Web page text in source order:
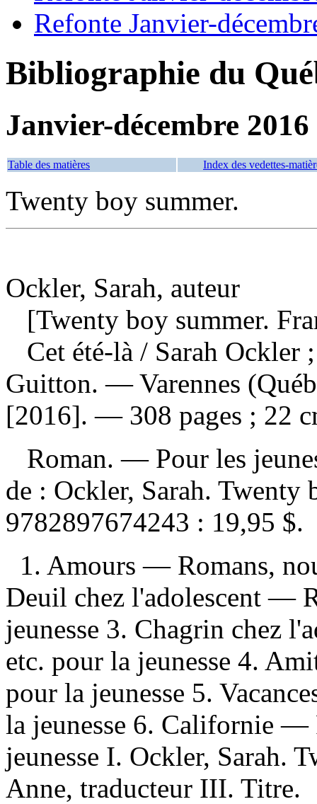
Refonte Janvier-
Bibliographie du
Janvier-décembre 2016
Table des matières Index des vedettes-
Twenty boy summer.
Ockler, Sarah, auteur
[Twenty boy summer.
Cet été-là / Sarah Ockler
Guitton. — Varennes
[2016]. — 308 pages ; 22
Roman. — Pour les
de : Ockler, Sarah.
9782897674243 : 19,95 $.
1. Amours — Romans,
Deuil chez l'adolescent —
jeunesse 3. Chagrin chez
etc. pour la jeunesse 4.
pour la jeunesse 5.
la jeunesse 6. Californie —
jeunesse I. Ockler, Sarah.
Anne, traducteur III. Titre.